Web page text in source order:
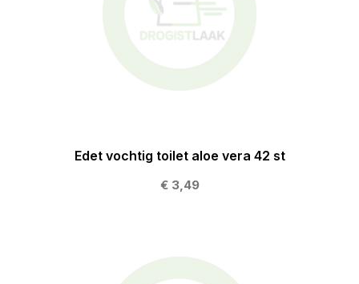
Edet vochtig toilet aloe vera 42 st
€ 3,49